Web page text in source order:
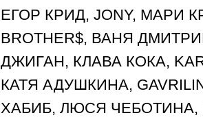
ЕГОР КРИД, JONY, МАРИ
BROTHER$, ВАНЯ
ДЖИГАН, КЛАВА КОКА,
КАТЯ АДУШКИНА,
ХАБИБ, ЛЮСЯ